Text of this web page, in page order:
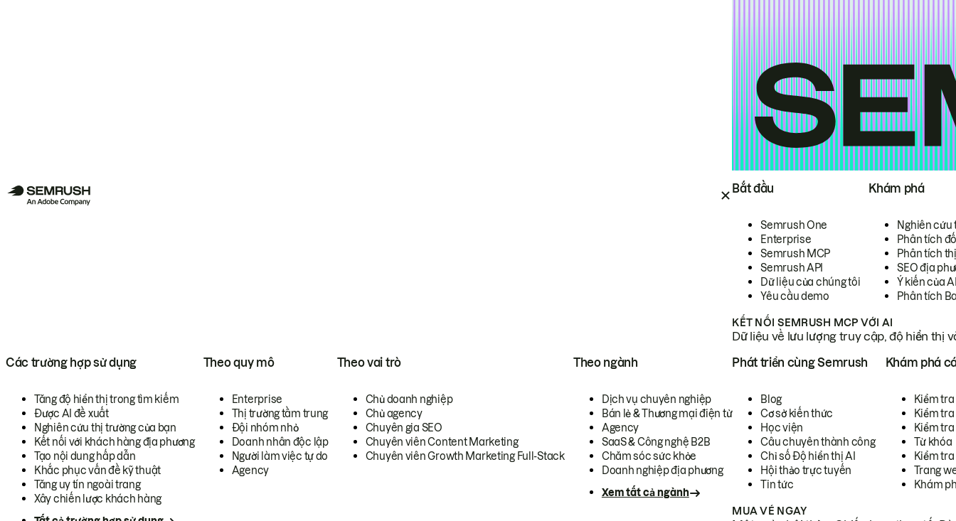
Bắt đầu
Semrush One
Enterprise
Semrush MCP
Semrush API
Dữ liệu của chúng tôi
Yêu cầu demo
Khám phá
Nghiên cứu
Phân tích
Phân tích
SEO địa
Ý kiến của
Phân tích
KẾT NỐI SEMRUSH MCP VỚI AI
Dữ liệu về lưu lượng truy cập, độ hiển thị
Các trường hợp sử dụng
Tăng độ hiển thị trong tìm kiếm
Được AI đề xuất
Nghiên cứu thị trường của bạn
Kết nối với khách hàng địa phương
Tạo nội dung hấp dẫn
Khắc phục vấn đề kỹ thuật
Tăng uy tín ngoài trang
Xây chiến lược khách hàng
Theo quy mô
Enterprise
Thị trường tầm trung
Đội nhóm nhỏ
Doanh nhân độc lập
Người làm việc tự do
Agency
Theo vai trò
Chủ doanh nghiệp
Chủ agency
Chuyên gia SEO
Chuyên viên Content Marketing
Chuyên viên Growth Marketing Full-Stack
Theo ngành
Dịch vụ chuyên nghiệp
Bán lẻ & Thương mại điện tử
Agency
SaaS & Công nghệ B2B
Chăm sóc sức khỏe
Doanh nghiệp địa phương
Xem tất cả ngành
Phát triển cùng Semrush
Blog
Cơ sở kiến thức
Học viện
Câu chuyên thành công
Chỉ số Độ hiển thị AI
Hội thảo trực tuyến
Tin tức
Khám phá
Kiểm
Kiểm tra
Kiểm
Từ khóa
Kiểm
Trang
Khám
MUA VÉ NGAY